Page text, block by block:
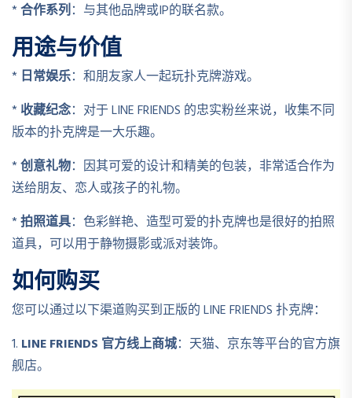
*合作系列：与其他品牌或IP的联名款。
用途与价值
* 日常娱乐：和朋友家人一起玩扑克牌游戏。
*收藏纪念：对于 LINE FRIENDS 的忠实粉丝来说，收集不同
版本的扑克牌是一大乐趣。
*创意礼物：因其可爱的设计和精美的包装，非常适合作为
送给朋友、恋人或孩子的礼物。
*拍照道具：色彩鲜艳、造型可爱的扑克牌也是很好的拍照
道具，可以用于静物摄影或派对装饰。
如何购买
您可以通过以下渠道购买到正版的 LINE FRIENDS 扑克牌：
1. LINE FRIENDS 官方线上商城：天猫、京东等平台的官方旗
舰店。